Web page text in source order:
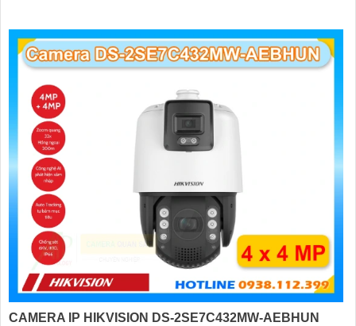
CAMERA IP HIKVISION DS-2SE7C432MW-AEBHUN